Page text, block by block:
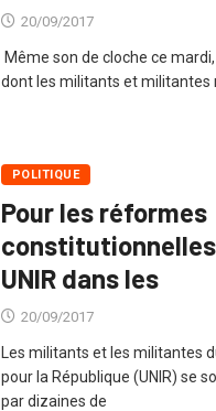
20/09/2017
Même son de cloche ce
dont les militants et militantes
POLITIQUE
Pour les réformes
UNIR dans les
20/09/2017
Les militants et les militantes
pour la République (UNIR) se
par dizaines de